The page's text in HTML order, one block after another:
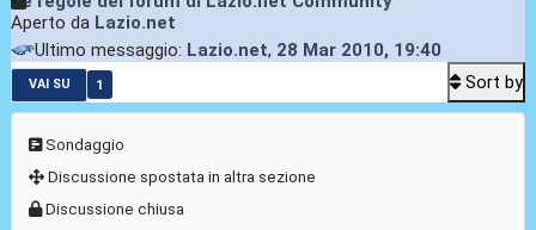
Aperto da Lazio.net
Ultimo messaggio: Lazio.net, 28 Mar 2010, 19:40
VAI SU 1 Sort by
Sondaggio
Discussione spostata in altra sezione
Discussione chiusa